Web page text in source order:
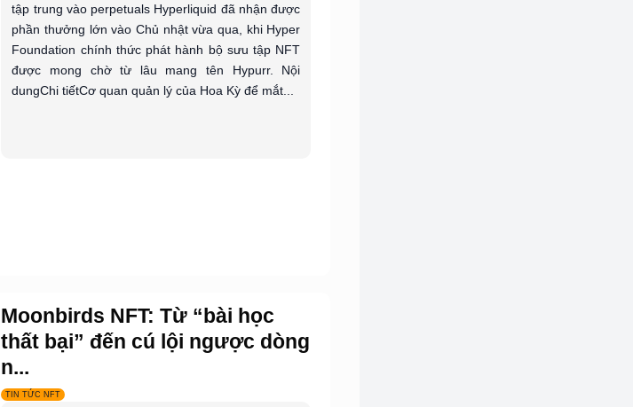
tập trung vào perpetuals Hyperliquid đã nhận được
phần thưởng lớn vào Chủ nhật vừa qua, khi Hyper
Foundation chính thức phát hành bộ sưu tập NFT
được mong chờ từ lâu mang tên Hypurr. Nội
dungChi tiếtCơ quan quản lý của Hoa Kỳ để mắt...
Moonbirds NFT: Từ “bài học
thất bại” đến cú lội ngược dòng
n...
TIN TỨC NFT